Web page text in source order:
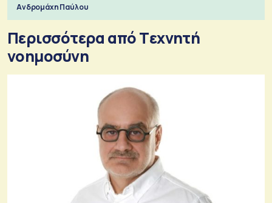
Ανδρομάχη Παύλου
Περισσότερα από Tεχνητή
νοημοσύνη